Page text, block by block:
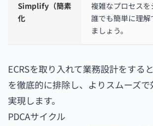
Simplify（簡素
化
複雑なプロセスを
誰でも簡単に理
ましょう。
ECRSを取り入れて業務設計をする
を徹底的に排除し、よりスムーズ
実現します。
PDCAサイクル